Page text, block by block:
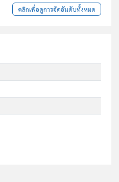
คลิกเพื่อดูการจัดอันดับทั้งหมด